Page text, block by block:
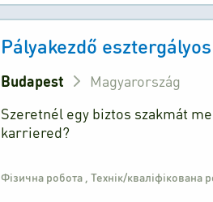
Pályakezdő esztergályos
Budapest
Magyarország
Szeretnél egy biztos szakmát
karriered?
Фізична робота ,Технік/кваліфікована